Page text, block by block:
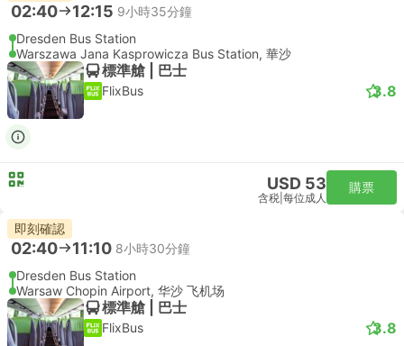
02:40 12:15 9小時35分鐘
Dresden Bus Station
Warszawa Jana Kasprowicza Bus Station, 華沙
標準艙 | 巴士
FlixBus 3.8
USD 53
含税 每位成人
購票
即刻確認
02:40 11:10 8小時30分鐘
Dresden Bus Station
Warsaw Chopin Airport, 华沙 飞机场
標準艙 | 巴士
FlixBus 3.8